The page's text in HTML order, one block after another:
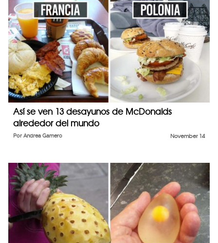
Así se ven 13 desayunos de McDonalds
alrededor del mundo
November 14
Por Andrea Gamero